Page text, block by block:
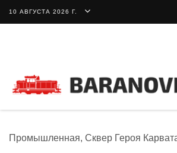
10 АВГУСТА 2026 Г.
Промышленная, Сквер Героя